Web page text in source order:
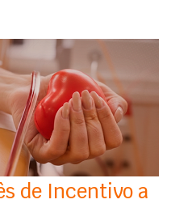
de Incentivo a